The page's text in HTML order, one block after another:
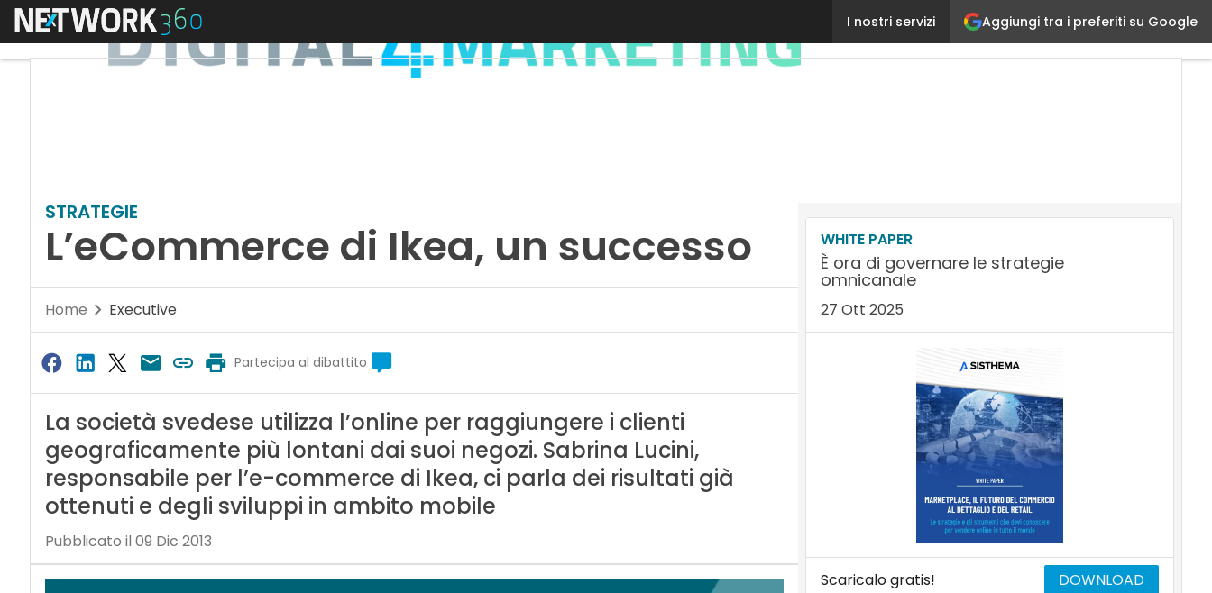
Aggiungi tra i preferiti su Google
I nostri servizi
Menu L’eCommerce di Ikea, un successoUltimi
articoli
AI
STRATEGIE
L’eCommerce di Ikea, un successo
Home Executive
Partecipa al dibattito
La società svedese utilizza l’online per raggiungere i clienti
geograficamente più lontani dai suoi negozi. Sabrina Lucini,
responsabile per l’e-commerce di Ikea, ci parla dei risultati già
ottenuti e degli sviluppi in ambito mobile
Pubblicato il 09 Dic 2013
WHITE PAPER
È ora di governare le strategie
omnicanale
27 Ott 2025
Scaricalo gratis! DOWNLOAD